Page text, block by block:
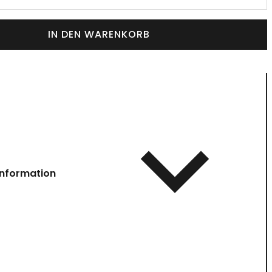
IN DEN WARENKORB